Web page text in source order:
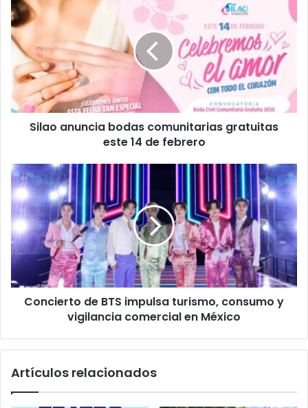
anuncia
bodas
comunitarias
gratuitas
este
14
de
febrero
Silao anuncia bodas comunitarias gratuitas
este 14 de febrero
Concierto
de
BTS
impulsa
turismo,
consumo
y
vigilancia
comercial
Concierto de BTS impulsa turismo, consumo y
vigilancia comercial en México
Artículos relacionados